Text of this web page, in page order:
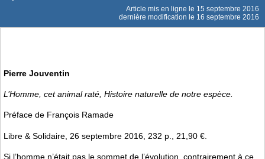
Article mis en ligne le 15 septembre 2016
dernière modification le 16 septembre 2016
Pierre Jouventin
L’Homme, cet animal raté, Histoire naturelle de notre espèce.
Préface de François Ramade
Libre & Solidaire, 26 septembre 2016, 232 p., 21,90 €.
Si l’homme n’était pas le sommet de l’évolution, contrairement à ce